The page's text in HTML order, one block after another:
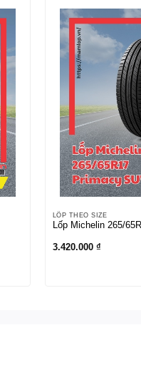
LỐP THEO SIZE
Lốp Michelin 265/
3.420.000 ₫